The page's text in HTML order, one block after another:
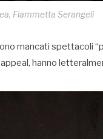
Fiammetta Serangeli
mancati spettacoli
hanno